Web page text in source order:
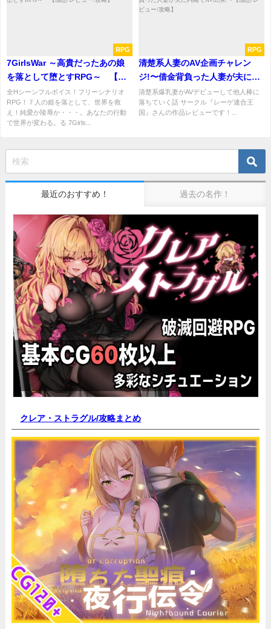
RPG
7GirlsWar ～高貴だったあの娘
を落として堕とすRPG～ 【感
想/レビュー/攻略】
全Hシーンフルボイス！フリーシナリオ
RPG！７人の姫を落として、世界を救
え！純愛か陵辱か・・・。あなたの行動
で世界が変わる。る 7Girls...
RPG
清楚系人妻のAV企画チャレン
ジ!〜借金背負った人妻が夫に内
緒でAV出演!〜【感想/レビュー/
攻略】
清楚系爆乳妻がAVデビューして他人棒に
落ちていく話 サークル『レーゲ連合王
国』さんの作品レビューです！...
最近のおすすめ！ 過去の名作！
クレア・ストラグル/攻略まとめ